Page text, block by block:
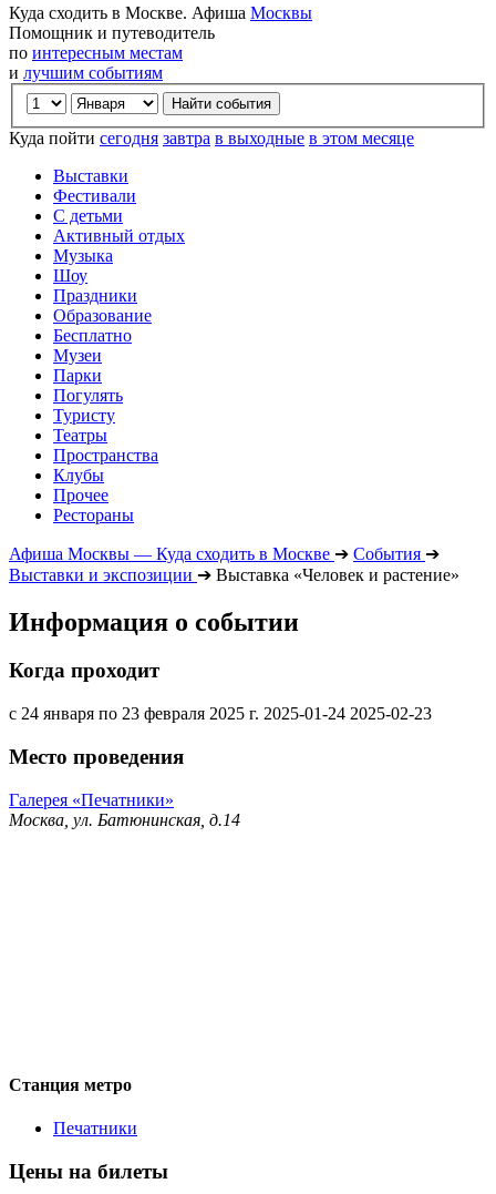
Куда сходить в Москве. Афиша Москвы
Помощник и путеводитель
по интересным местам
и лучшим событиям
Куда пойти сегодня завтра в выходные в этом месяце
Выставки
Фестивали
С детьми
Активный отдых
Музыка
Шоу
Праздники
Образование
Бесплатно
Музеи
Парки
Погулять
Туристу
Театры
Пространства
Клубы
Прочее
Рестораны
Афиша Москвы — Куда сходить в Москве ➔ События ➔
Выставки и экспозиции ➔ Выставка «Человек и растение»
Информация о событии
Когда проходит
с 24 января по 23 февраля 2025 г. 2025-01-24 2025-02-23
Место проведения
Галерея «Печатники»
Москва, ул. Батюнинская, д.14
Станция метро
Печатники
Цены на билеты